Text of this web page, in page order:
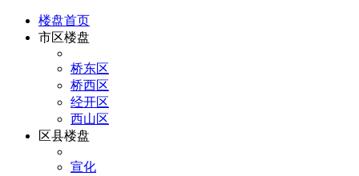
楼盘首页
市区楼盘
桥东区
桥西区
经开区
西山区
区县楼盘
宣化